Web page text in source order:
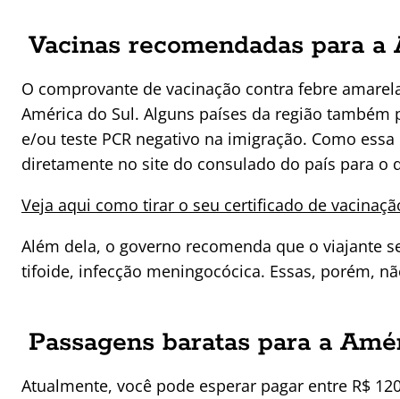
Vacinas recomendadas para
O comprovante de vacinação contra febre
América do Sul. Alguns países da região
e/ou teste PCR negativo na imigração. Como
diretamente no site do consulado do país para o
Veja aqui como tirar o seu certificado de
Além dela, o governo recomenda que o viajante
tifoide, infecção meningocócica. Essas, porém,
Passagens baratas para a
Atualmente, você pode esperar pagar entre R$